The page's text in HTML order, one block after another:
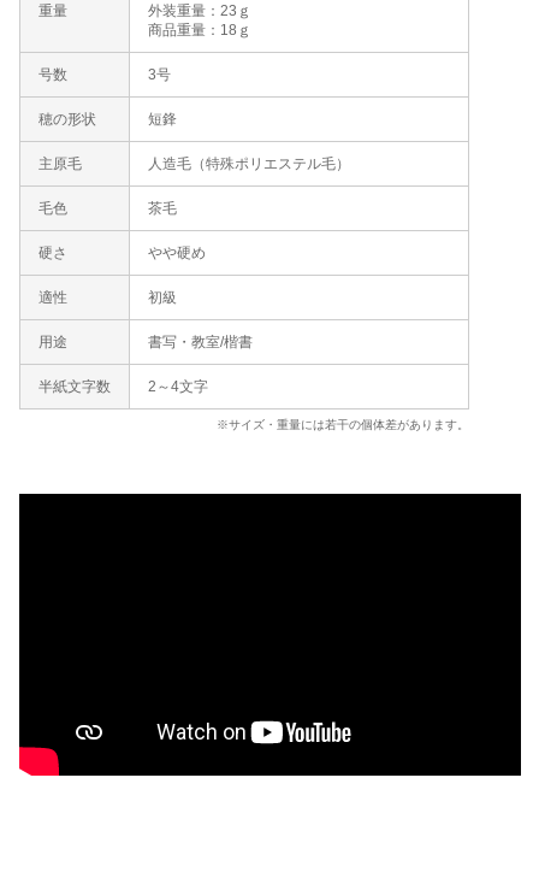
※サイズ・重量には若干の個体差があります。
重量
外装重量：23ｇ
商品重量：18ｇ
号数 3号
穂の形状 短鋒
主原毛 人造毛（特殊ポリエステル毛）
毛色 茶毛
硬さ やや硬め
適性 初級
用途 書写・教室/楷書
半紙文字数 2～4文字